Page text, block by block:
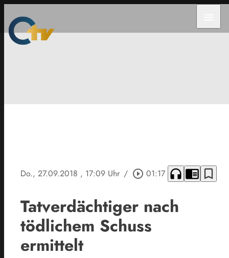
Do., 27.09.2018 , 17:09 Uhr / play_circle_outline 01:17 headphones chrome_reader_mode bookmark_border
Tatverdächtiger nach
tödlichem Schuss
ermittelt